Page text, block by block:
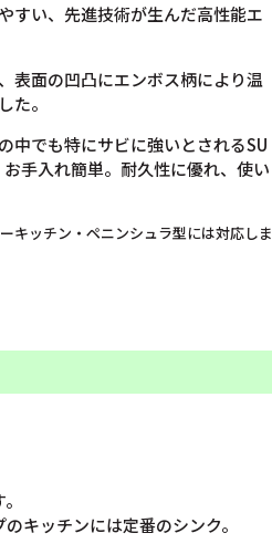
すい、先進技術が生んだ高性能エ
表面の凹凸にエンボス柄により温
た。
中でも特にサビに強いとされるSU
手入れ簡単。耐久性に優れ、使い
キッチン・ペニンシュラ型には対応しま
キッチンには定番のシンク。